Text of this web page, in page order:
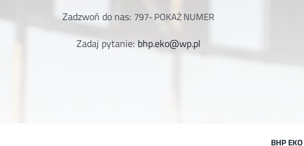
Zadzwoń do nas: 797-POKAŻ NUMER
Zadaj pytanie: bhp.eko@wp.pl
BHP EKO